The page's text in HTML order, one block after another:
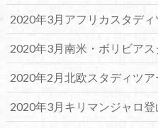
2020年3月アフリカスタディ
2020年3月南米・ボリビア
2020年2月北欧スタディツア
2020年3月キリマンジャロ